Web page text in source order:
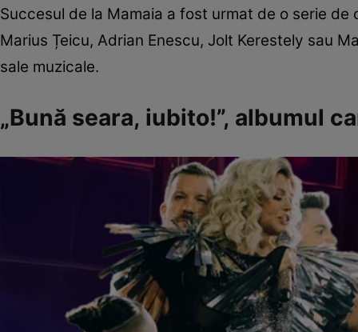
Succesul de la Mamaia a fost urmat de o serie
Marius Țeicu, Adrian Enescu, Jolt Kerestely sau
sale muzicale.
„Bună seara, iubito!”, albumul